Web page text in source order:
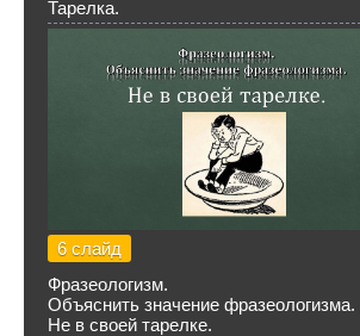
Тарелка.
6 слайд
Фразеологизм.
Объяснить значение фразеологизма.
Не в своей тарелке.